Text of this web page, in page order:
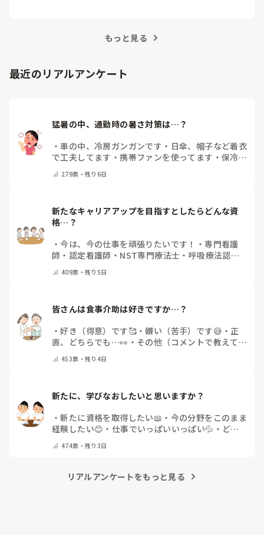
もっと見る
最近のリアルアンケート
猛暑の中、通勤時の暑さ対策は…？
・車の中、冷房ガンガンです ・ 日傘、帽子など着衣
で工夫してます ・携帯ファンを使ってます ・ 保冷剤
ん ・その他（コメントで教えて下さい）
279票・残り6日
新たなキャリアアップを目指すとしたらどんな資
格…？
・今は、今の仕事を頑張りたいです！ ・専門看護
師 ・ 認定看護師 ・ NST専門療法士 ・ 呼吸療法認定
内視鏡技師・その他(コメントで教えて下さい)
409票・残り5日
皆さんは食事介助は好きですか…？
・好き（得意）です🥰・嫌い（苦手）です😅 ・ 正
直、どちらでも…👀 ・ その他（コメントで教えてく
453票・残り4日
新たに、学びなおしたいと思いますか？
・新たに資格を取得したい📖 ・ 今の分野をこのまま
経験したい😊 ・ 仕事でいっぱいいっぱい💦 ・ どん
教えてください）
474票・残り3日
リアルアンケートをもっと見る